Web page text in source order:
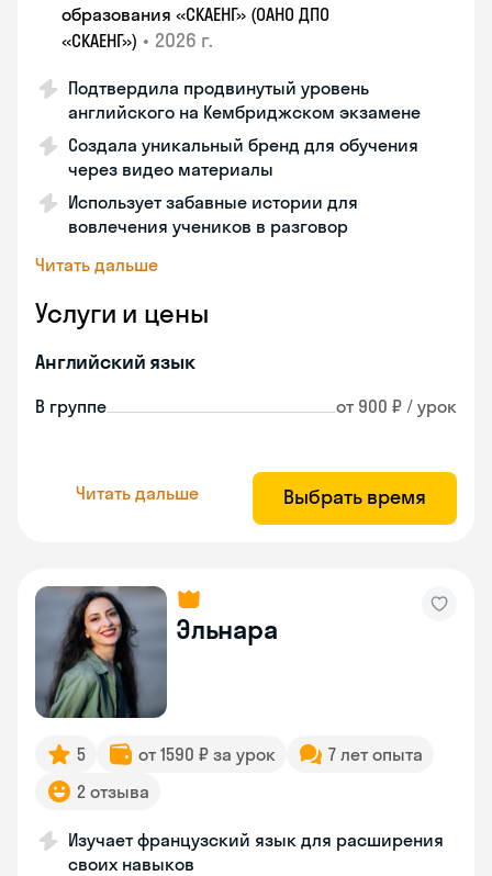
образования «СКАЕНГ» (ОАНО ДПО
«СКАЕНГ») • 2026 г.
Подтвердила продвинутый уровень
английского на Кембриджском экзамене
Создала уникальный бренд для обучения
через видео материалы
Использует забавные истории для
вовлечения учеников в разговор
Читать дальше
Услуги и цены
Английский язык
В группе от 900 ₽ / урок
Читать дальше Выбрать время
Эльнара
5 от 1590 ₽ за урок
7 лет опыта
2 отзыва
Изучает французский язык для расширения
своих навыков